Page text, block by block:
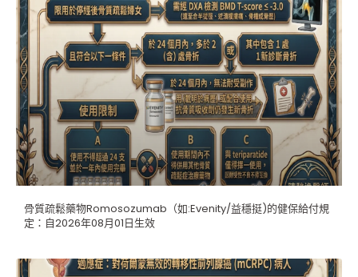
骨質疏鬆藥物Romosozumab（如:Evenity/益穩挺)的健保給付規
定：自2026年08月01日生效